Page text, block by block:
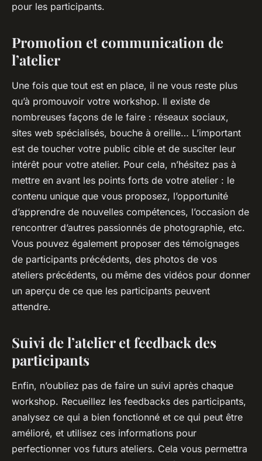
pour les participants.
Promotion et communication de
l’atelier
Une fois que tout est en place, il ne vous reste plus
qu’à promouvoir votre workshop. Il existe de
nombreuses façons de le faire : réseaux sociaux,
sites web spécialisés, bouche à oreille… L’important
est de toucher votre public cible et de susciter leur
intérêt pour votre atelier. Pour cela, n’hésitez pas à
mettre en avant les points forts de votre atelier : le
contenu unique que vous proposez, l’opportunité
d’apprendre de nouvelles compétences, l’occasion de
rencontrer d’autres passionnés de photographie, etc.
Vous pouvez également proposer des témoignages
de participants précédents, des photos de vos
ateliers précédents, ou même des vidéos pour donner
un aperçu de ce que les participants peuvent
attendre.
Suivi de l’atelier et feedback des
participants
Enfin, n’oubliez pas de faire un suivi après chaque
workshop. Recueillez les feedbacks des participants,
analysez ce qui a bien fonctionné et ce qui peut être
amélioré, et utilisez ces informations pour
perfectionner vos futurs ateliers. Cela vous permettra